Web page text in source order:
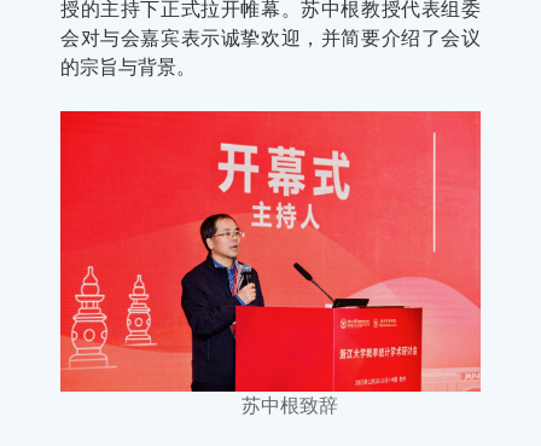
授的主持下正式拉开帷幕。苏中根教授代表组委
会对与会嘉宾表示诚挚欢迎，并简要介绍了会议
的宗旨与背景。
苏中根致辞